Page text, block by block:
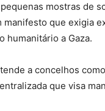
mostras de
que exigia
humanitário a Gaza.
a concelhos
que visa